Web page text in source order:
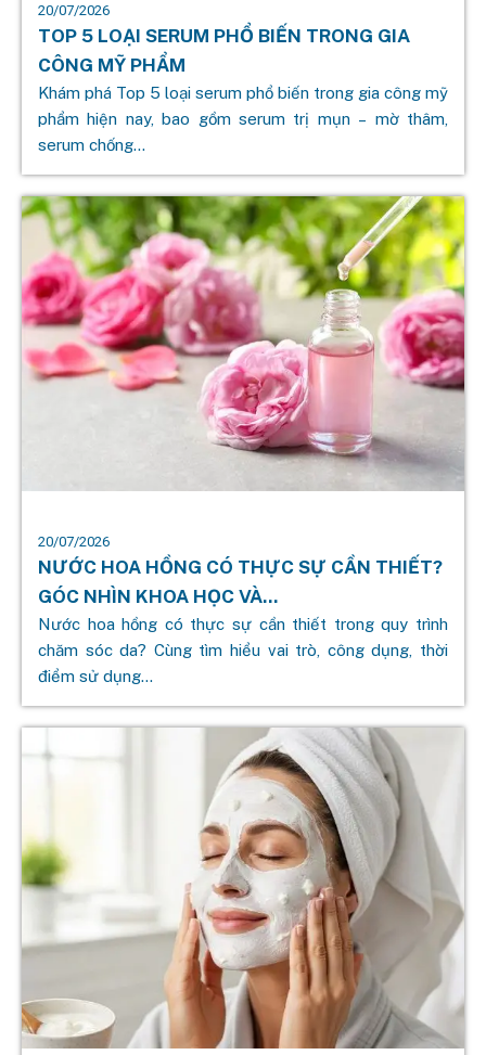
20/07/2026
TOP 5 LOẠI SERUM PHỔ BIẾN TRONG GIA
CÔNG MỸ PHẨM
Khám phá Top 5 loại serum phổ biến trong gia công mỹ
phẩm hiện nay, bao gồm serum trị mụn – mờ thâm,
serum chống...
20/07/2026
NƯỚC HOA HỒNG CÓ THỰC SỰ CẦN THIẾT?
GÓC NHÌN KHOA HỌC VÀ...
Nước hoa hồng có thực sự cần thiết trong quy trình
chăm sóc da? Cùng tìm hiểu vai trò, công dụng, thời
điểm sử dụng...